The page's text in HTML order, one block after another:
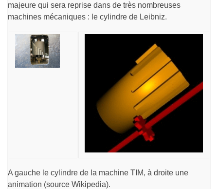
majeure qui sera reprise dans de très nombreuses
machines mécaniques : le cylindre de Leibniz.
A gauche le cylindre de la machine TIM, à droite une
animation (source Wikipedia).